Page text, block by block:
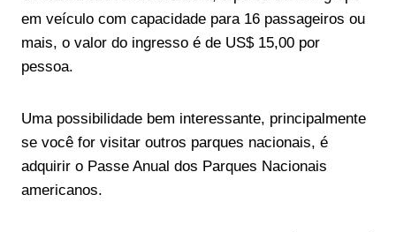
em veículo com capacidade para 16 passageiros ou
mais, o valor do ingresso é de US$ 15,00 por
pessoa.
Uma possibilidade bem interessante, principalmente
se você for visitar outros parques nacionais, é
adquirir o Passe Anual dos Parques Nacionais
americanos.